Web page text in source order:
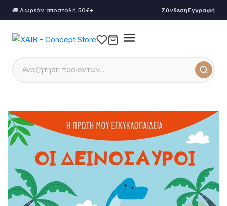
🚚 Δωρεάν αποστολή 50€+ ΣύνδεσηΕγγραφή